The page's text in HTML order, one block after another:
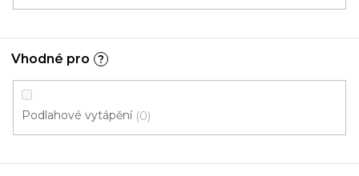
Vhodné pro ?
Podlahové vytápění 0